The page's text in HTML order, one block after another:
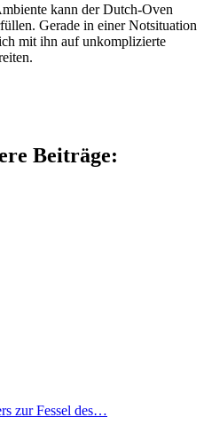
kann der Dutch-Oven
Gerade in einer Notsituation
mit ihn auf unkomplizierte
Beiträge:
zur Fessel des…